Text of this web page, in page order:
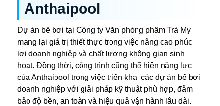
Anthaipool
Dự án bể bơi tại Công ty Văn phòng phẩm Trà My
mang lại giá trị thiết thực trong việc nâng cao phúc
lợi doanh nghiệp và chất lượng không gian sinh
hoạt. Đồng thời, công trình cũng thể hiện năng lực
của Anthaipool trong việc triển khai các dự án bể bơi
doanh nghiệp với giải pháp kỹ thuật phù hợp, đảm
bảo độ bền, an toàn và hiệu quả vận hành lâu dài.